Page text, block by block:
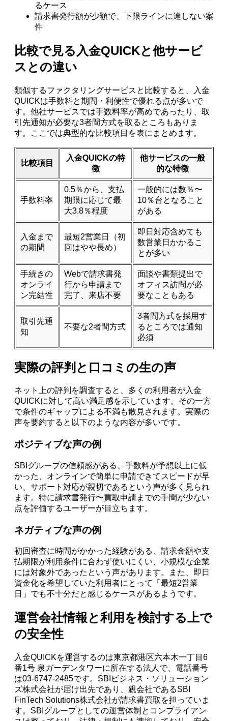
るケース
請求書発行額が少額で、下限ラインに達しない案
件
比較で見る入金QUICKと他サービ
スとの違い
類似するファクタリングサービスと比較すると、入金
QUICKは手数料と期間・利便性で優れる点が多いで
す。他社サービスでは手数料率が高めであったり、取
引先通知が必要な3者間方式を取るところもありま
す。ここでは典型的な比較項目を表にまとめます。
比較項目
入金QUICKの特
徴
他サービスの一般
的な特徴
手数料率
0.5％から、支払
期限に応じて最
大3.8％程度
一般的には数％〜
10％台となること
がある
入金まで
の期間
最短2営業日（初
回はやや長め）
即日対応含めても
数営業日かかるこ
とが多い
手続きの
オンライ
ン完結性
Webで請求書発
行から申請まで
完了、来店不要
面談や書類提出で
オフィス訪問が必
要なこともある
取引先通
知
不要な2者間方式
3者間方式を採用す
るところでは通知
必須
実際の評判と口コミの生の声
ネット上の評判を調査すると、多くの利用者が入金
QUICKに対して高い満足感を示しています。その一方
で条件のギャップによる不満も散見されます。実際の
声を要約すると以下のような内容が多いです。
ポジティブな声の例
SBIグループの信頼感がある、手数料が予想以上に低
かった、オンラインで簡単に申請できてスピードが早
い、サポート対応が親切であるという声が多く見られ
ます。特に請求書発行〜買取申請までの手間が少ない
点を評価するユーザーが目立ちます。
ネガティブな声の例
初回審査に時間がかかった経験がある、請求金額や支
払期限が利用条件に合わず使いにくい、小規模な企業
には対象外であったという声があります。また、即日
資金化を希望していた利用者にとって「最短2営業
日」でも不十分だと感じるケースがあるようです。
運営会社情報と利用を検討する上で
の安全性
入金QUICKを運営するのは東京都港区六本木一丁目6
番1号 泉ガーデンタワーに所在する法人で、電話番号
は03-6747-2485です。SBIビジネス・ソリューション
ズ株式会社が届け出先であり、親会社であるSBI
FinTech Solutions株式会社が請求書買取を担っていま
す。SBIグループとしての運営体制とコンプライアン